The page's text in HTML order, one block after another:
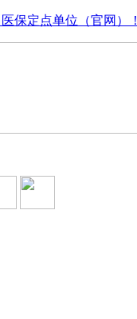
保定点单位（官网）！